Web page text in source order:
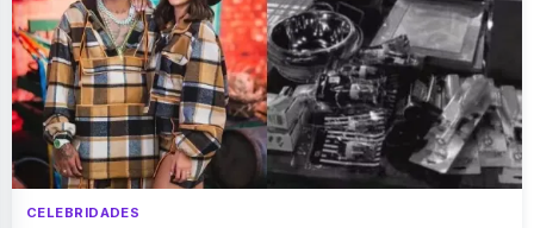
CELEBRIDADES